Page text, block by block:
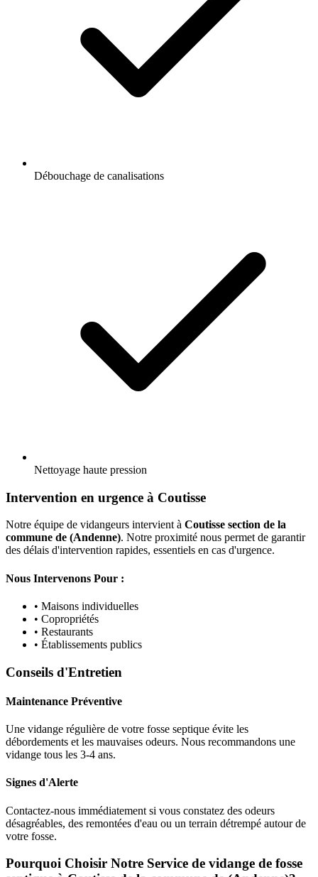
Débouchage de canalisations
Nettoyage haute pression
Intervention en urgence à Coutisse
Notre équipe de vidangeurs intervient à Coutisse section de la
commune de (Andenne). Notre proximité nous permet de garantir
des délais d'intervention rapides, essentiels en cas d'urgence.
Nous Intervenons Pour :
• Maisons individuelles
• Copropriétés
• Restaurants
• Établissements publics
Conseils d'Entretien
Maintenance Préventive
Une vidange régulière de votre fosse septique évite les
débordements et les mauvaises odeurs. Nous recommandons une
vidange tous les 3-4 ans.
Signes d'Alerte
Contactez-nous immédiatement si vous constatez des odeurs
désagréables, des remontées d'eau ou un terrain détrempé autour de
votre fosse.
Pourquoi Choisir Notre Service de vidange de fosse